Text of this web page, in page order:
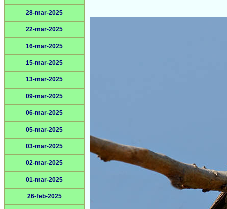
28-mar-2025
22-mar-2025
16-mar-2025
15-mar-2025
13-mar-2025
09-mar-2025
06-mar-2025
05-mar-2025
03-mar-2025
02-mar-2025
01-mar-2025
26-feb-2025